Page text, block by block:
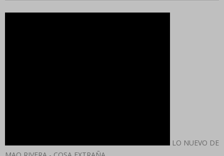
LO NUEVO DE